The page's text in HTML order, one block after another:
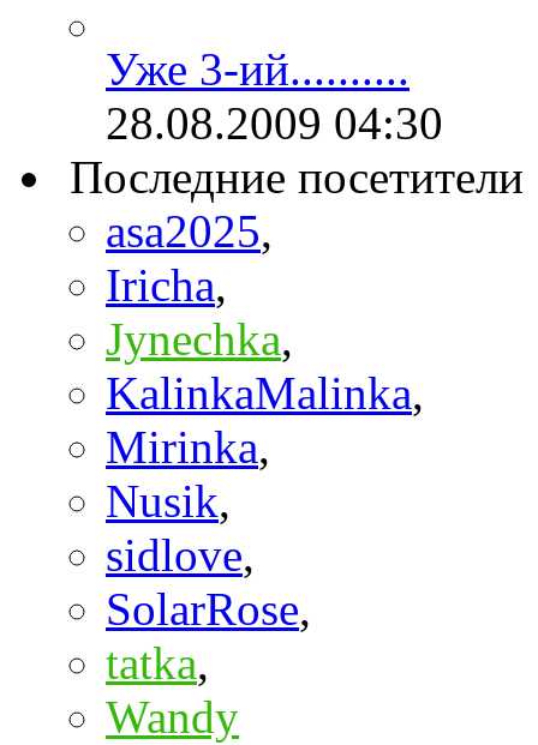
Уже 3-ий..........
28.08.2009 04:30
Последние посетители
asa2025,
Iricha,
Jynechka,
KalinkaMalinka,
Mirinka,
Nusik,
sidlove,
SolarRose,
tatka,
Wandy